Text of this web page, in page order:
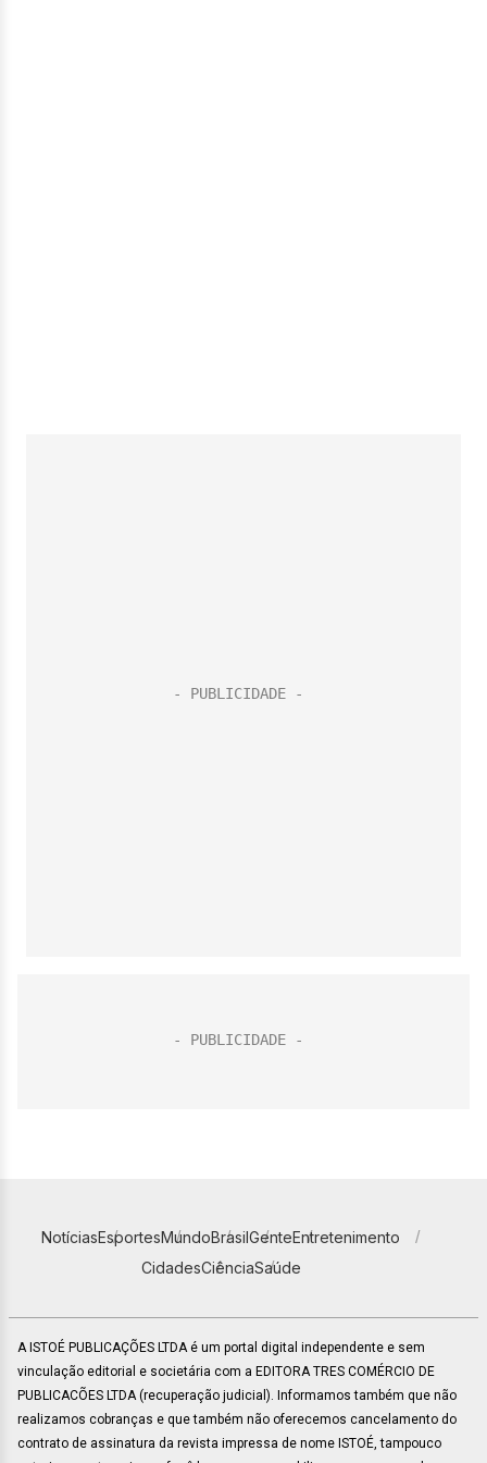
NotíciasEsportesMundoBrasilGenteEntretenimento
CidadesCiênciaSaúde
A ISTOÉ PUBLICAÇÕES LTDA é um portal digital independente e sem
vinculação editorial e societária com a EDITORA TRES COMÉRCIO DE
PUBLICACÕES LTDA (recuperação judicial). Informamos também que não
realizamos cobranças e que também não oferecemos cancelamento do
contrato de assinatura da revista impressa de nome ISTOÉ, tampouco